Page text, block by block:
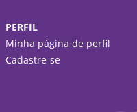
PERFIL
Minha página de perfil
Cadastre-se